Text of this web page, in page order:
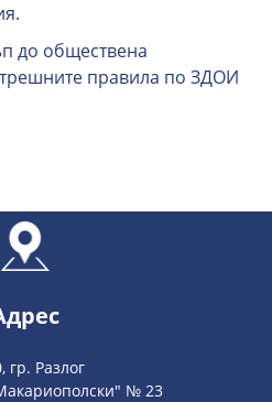
до обществена
правила по ЗДОИ
гр. Разлог
№ 23